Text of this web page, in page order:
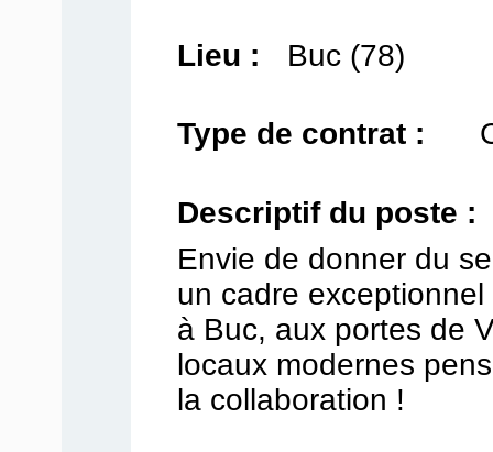
Lieu : Buc (78)
Type de contrat :
Descriptif du poste :
Envie de donner du
un cadre
à Buc, aux portes de
locaux modernes
la collaboration !